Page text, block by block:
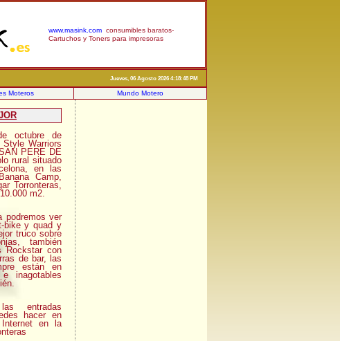
www.masink.com consumibles baratos-
Cartuchos y Toners para impresoras
Jueves, 06 Agosto 2026 4:18:48 PM
Moteros Mundo Motero
octubre de
Warriors
PERE DE
rural situado
en las
Camp,
Torronteras,
m2.
podremos ver
bike y quad y
truco sobre
también
Rockstar con
de bar, las
están en
inagotables
entradas
hacer en
en la